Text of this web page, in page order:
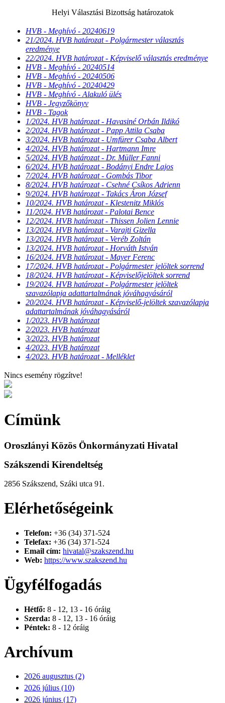
Helyi Választási Bizottság határozatok
HVB - Meghívó - 20240619
21/2024. HVB határozat - Polgármester választás
eredménye
22/2024. HVB határozat - Képviselő választás eredménye
HVB - Meghívó - 20240514
HVB - Meghívó - 20240506
HVB - Meghívó - 20240429
HVB - Meghívó - Alakuló ülés
HVB - Jegyzőkönyv
HVB - Tagok
1/2024. HVB határozat - Havasiné Orbán Ildikó
2/2024. HVB határozat - Papp Attila Csaba
3/2024. HVB határozat - Umfürer Csaba Albert
4/2024. HVB határozat - Hartmann Imre
5/2024. HVB határozat - Dr. Müller Fanni
6/2024. HVB határozat - Bodányi Endre Lajos
7/2024. HVB határozat - Gombás Tibor
8/2024. HVB határozat - Csehné Csíkos Adrienn
9/2024. HVB határozat - Takács Áron József
10/2024. HVB határozat - Klestenitz Miklós
11/2024. HVB határozat - Palotai Bence
12/2024. HVB határozat - Thissen Jolien Lennie
13/2024. HVB határozat - Varajti Gizella
13/2024. HVB határozat - Veréb Zoltán
13/2024. HVB határozat - Horváth István
16/2024. HVB határozat - Mayer Ferenc
17/2024. HVB határozat - Polgármester jelöltek sorrend
18/2024. HVB határozat - Képviselőjelöltek sorrend
19/2024. HVB határozat - Polgármester jelöltek
szavazólapja adattartalmának jóváhagyásáról
20/2024. HVB határozat - Képviselő-jelöltek szavazólapja
adattartalmának jóváhagyásáról
1/2023. HVB határozat
2/2023. HVB határozat
3/2023. HVB határozat
4/2023. HVB határozat
4/2023. HVB határozat - Melléklet
Nincs esemény rögzítve!
Címünk
Oroszlányi Közös Önkormányzati Hivatal
Szákszendi Kirendeltség
2856 Szákszend, Száki utca 91.
Elérhetőségeink
Telefon: +36 (34) 371-524
Telefax: +36 (34) 371-524
Email cím: hivatal@szakszend.hu
Web: https://www.szakszend.hu
Ügyfélfogadás
Hétfő: 8 - 12, 13 - 16 óráig
Szerda: 8 - 12, 13 - 16 óráig
Péntek: 8 - 12 óráig
Archívum
2026 augusztus (2)
2026 július (10)
2026 június (17)